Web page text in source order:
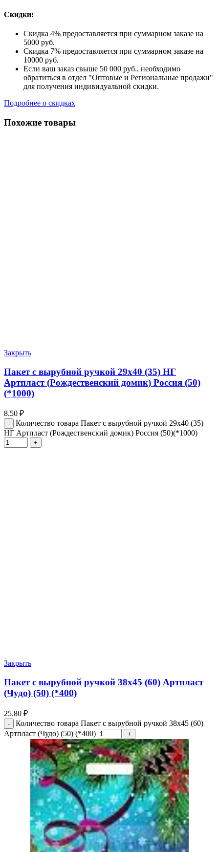
Скидки:
Скидка 4% предоставляется при суммарном заказе на
5000 руб.
Скидка 7% предоставляется при суммарном заказе на
10000 руб.
Если ваш заказ свыше 50 000 руб., необходимо
обратиться в отдел "Оптовые и Региональные продажи"
для получения индивидуальной скидки.
Подробнее о скидках
Похожие товары
Закрыть
Пакет с вырубной ручкой 29х40 (35) НГ
Артпласт (Рождественский домик) Россия (50)
(*1000)
8.50 ₽
Количество товара Пакет с вырубной ручкой 29х40 (35)
НГ Артпласт (Рождественский домик) Россия (50)(*1000)
Закрыть
Пакет с вырубной ручкой 38х45 (60) Артпласт
(Чудо) (50) (*400)
25.80 ₽
Количество товара Пакет с вырубной ручкой 38х45 (60)
Артпласт (Чудо) (50) (*400)